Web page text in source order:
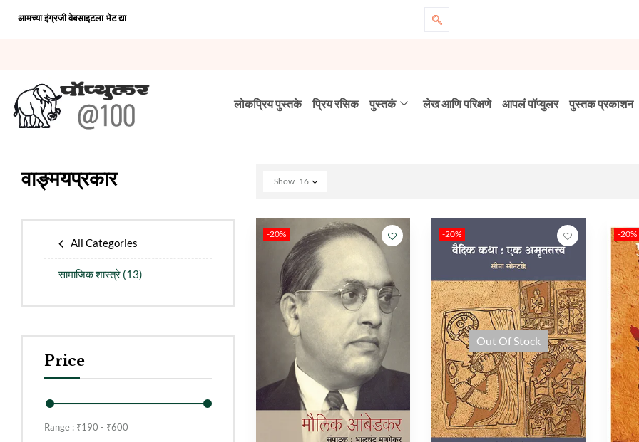
आमच्या इंग्रजी वेबसाइटला भेट द्या
लोकप्रिय पुस्तके प्रिय रसिक पुस्तकं लेख आणि परिक्षणे आपलं पॉप्युलर पुस्तक प्रकाशन
वाङ्मयप्रकार
All Categories
सामाजिक शास्त्रे (13)
Price
Range : ₹190 - ₹600
Show 16
-20% -20%
Out Of Stock
-20%